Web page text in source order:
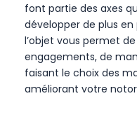
font partie des axes
développer de plus
l’objet vous permet
engagements, de
faisant le choix des
améliorant votre